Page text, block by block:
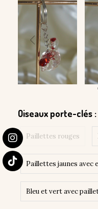
Oiseaux porte-clés :
Paillettes rouges
Paillettes jaunes avec
Bleu et vert avec